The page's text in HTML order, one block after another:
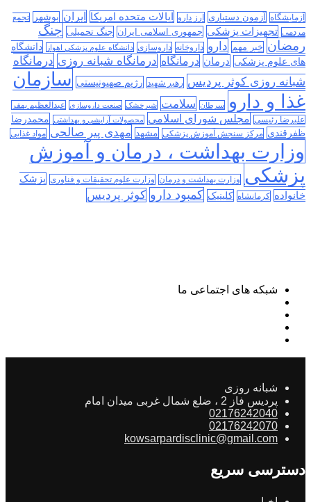
آزمایشگاه آزمون دستیاری ارز دارو ایالات متحده امریکا ایران بوشهر
تجمع
مردمی تجهیزات پزشکی جمهوری اسلامی ایران جنگ تحمیلی جنگ
رمضان خبر مهم دارو داروخانه داروسازی دانشگاه علوم پزشکی اهواز
دانشگاه
های علوم پزشکی درمان درمانگاه درمانگاه شبانه روزی درمانگاه
شبانه روزی کوثر پردیس رهبر شهید رژیم صهیونیستی سازمان
غذا و دارو
سرطان سلامت شیرخشک صنعت داروسازی عبدالعظیم بهفر
علیرضا رئیسی مجلس شورای اسلامی محصولات آرایشی و بهداشتی محمدرضا
ظفرقندی مرکز سنجش آموزش پزشکی مشهد مهدی پیر صالحی مواد غذایی
وزارت بهداشت ، درمان و آموزش
پزشکی وزارت بهداشت و درمان وزارت علوم تحقیقات و فناوری پزشک
خانواده کرمانشاه کلینیک کمبود دارو کوثر پردیس
شبکه های اجتماعی ما
شبانه روزی
پردیس فاز 2 ، ضلع شمال غربی میدان امام
02176242040
02176242070
kowsarpardisclinic@gmail.com
دسترسی سریع